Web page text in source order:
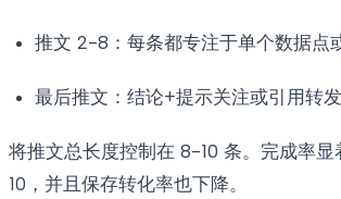
推文 2-8：每条都专注于单个数据点
最后推文：结论+提示关注或引用转发
将推文总长度控制在 8-10 条。完成率显
10，并且保存转化率也下降。